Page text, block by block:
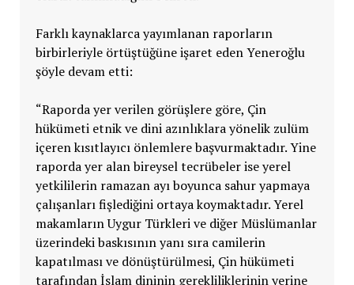
Farklı kaynaklarca yayımlanan raporların
birbirleriyle örtüştüğüne işaret eden Yeneroğlu
şöyle devam etti:
“Raporda yer verilen görüşlere göre, Çin
hükümeti etnik ve dini azınlıklara yönelik zulüm
içeren kısıtlayıcı önlemlere başvurmaktadır. Yine
raporda yer alan bireysel tecrübeler ise yerel
yetkililerin ramazan ayı boyunca sahur yapmaya
çalışanları fişlediğini ortaya koymaktadır. Yerel
makamların Uygur Türkleri ve diğer Müslümanlar
üzerindeki baskısının yanı sıra camilerin
kapatılması ve dönüştürülmesi, Çin hükümeti
tarafından İslam dininin gerekliliklerinin yerine